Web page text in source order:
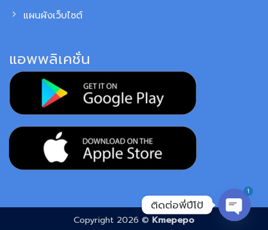
แผนผังเว็บไซต์
แอพพลิเคชั่น
Copyright 2026 © Kmepepo
ติดต่อพี่ปีโป้
1